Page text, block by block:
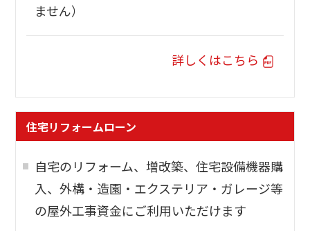
ません）
詳しくはこちら
住宅リフォームローン
自宅のリフォーム、増改築、住宅設備機器購
入、外構・造園・エクステリア・ガレージ等
の屋外工事資金にご利用いただけます